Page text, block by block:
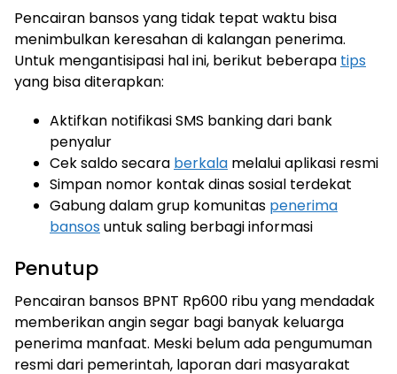
Pencairan bansos yang tidak tepat waktu bisa
menimbulkan keresahan di kalangan penerima.
Untuk mengantisipasi hal ini, berikut beberapa tips
yang bisa diterapkan:
Aktifkan notifikasi SMS banking dari bank
penyalur
Cek saldo secara berkala melalui aplikasi resmi
Simpan nomor kontak dinas sosial terdekat
Gabung dalam grup komunitas penerima
bansos untuk saling berbagi informasi
Penutup
Pencairan bansos BPNT Rp600 ribu yang mendadak
memberikan angin segar bagi banyak keluarga
penerima manfaat. Meski belum ada pengumuman
resmi dari pemerintah, laporan dari masyarakat